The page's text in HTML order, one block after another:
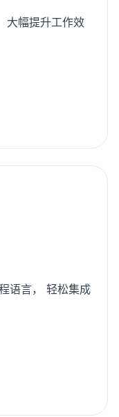
大幅提升工作效
语言， 轻松集成